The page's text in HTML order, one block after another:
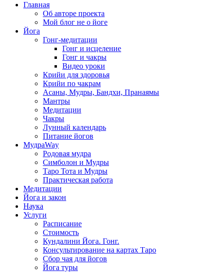
Главная
Об авторе проекта
Мой блог не о йоге
Йога
Гонг-медитации
Гонг и исцеление
Гонг и чакры
Видео уроки
Крийи для здоровья
Крийи по чакрам
Асаны, Мудры, Бандхи, Пранаямы
Мантры
Медитации
Чакры
Лунный календарь
Питание йогов
МудраWay
Родовая мудра
Симболон и Мудры
Таро Тота и Мудры
Практическая работа
Медитации
Йога и закон
Наука
Услуги
Расписание
Стоимость
Кундалини Йога. Гонг.
Консультирование на картах Таро
Сбор чая для йогов
Йога туры